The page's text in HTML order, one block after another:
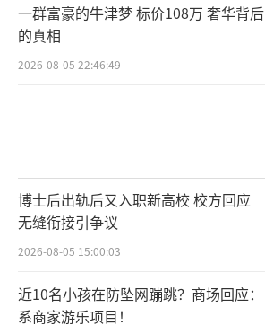
一群富豪的牛津梦 标价108万 奢华背后
的真相
2026-08-05 22:46:49
博士后出轨后又入职新高校 校方回应
无缝衔接引争议
2026-08-05 15:00:03
近10名小孩在防坠网蹦跳？商场回应：
系商家游乐项目！